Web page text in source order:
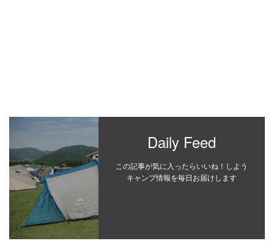
Daily Feed
この記事が気に入ったらいいね！しよう
キャンプ情報を毎日お届けします